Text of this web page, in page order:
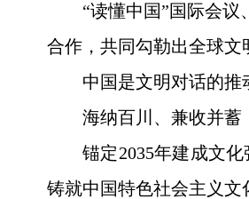
“读懂中国”国际会
合作，共同勾勒出全球文
中国是文明对话的
海纳百川、兼收并
锚定2035年建成文
铸就中国特色社会主义文